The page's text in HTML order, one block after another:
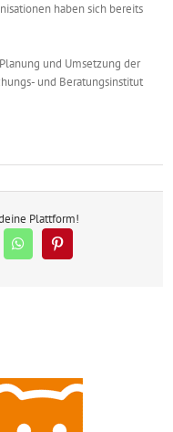
haben sich bereits
und Umsetzung der
und Beratungsinstitut
Plattform!
WhatsAppPinterest